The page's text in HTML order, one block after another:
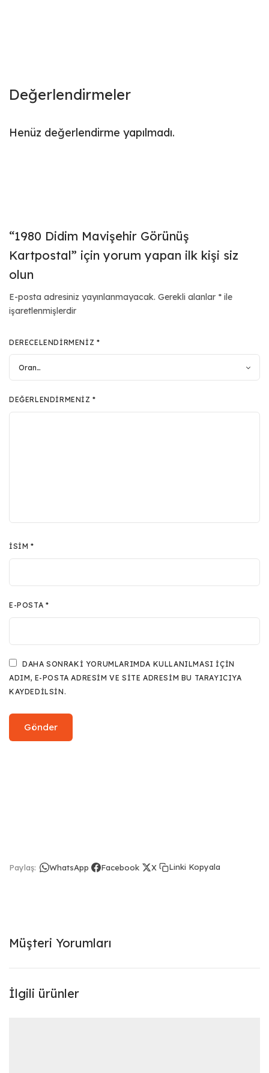
Değerlendirmeler
Henüz değerlendirme yapılmadı.
“1980 Didim Mavişehir Görünüş
Kartpostal” için yorum yapan ilk kişi siz
olun
E-posta adresiniz yayınlanmayacak. Gerekli alanlar * ile
işaretlenmişlerdir
DERECELENDIRMENIZ *
DEĞERLENDIRMENIZ*
İSIM*
E-POSTA *
DAHA SONRAKI YORUMLARIMDA KULLANILMASI IÇIN
ADIM, E-POSTA ADRESIM VE SITE ADRESIM BU TARAYICIYA
KAYDEDILSIN.
Paylaş: WhatsApp Facebook X Linki Kopyala
Müşteri Yorumları
İlgili ürünler